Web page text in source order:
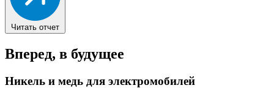
Читать отчет
Вперед, в будущее
Никель и медь для электромобилей